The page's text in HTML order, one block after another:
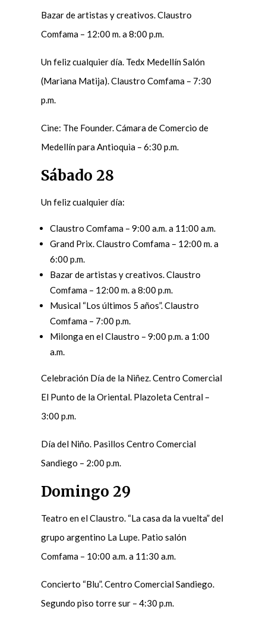
Bazar de artistas y creativos. Claustro
Comfama – 12:00 m. a 8:00 p.m.
Un feliz cualquier día. Tedx Medellín Salón
(Mariana Matija). Claustro Comfama – 7:30
p.m.
Cine: The Founder. Cámara de Comercio de
Medellín para Antioquia – 6:30 p.m.
Sábado 28
Un feliz cualquier día:
Claustro Comfama – 9:00 a.m. a 11:00 a.m.
Grand Prix. Claustro Comfama – 12:00 m. a
6:00 p.m.
Bazar de artistas y creativos. Claustro
Comfama – 12:00 m. a 8:00 p.m.
Musical “Los últimos 5 años”. Claustro
Comfama – 7:00 p.m.
Milonga en el Claustro – 9:00 p.m. a 1:00
a.m.
Celebración Día de la Niñez. Centro Comercial
El Punto de la Oriental. Plazoleta Central –
3:00 p.m.
Día del Niño. Pasillos Centro Comercial
Sandiego – 2:00 p.m.
Domingo 29
Teatro en el Claustro. “La casa da la vuelta” del
grupo argentino La Lupe. Patio salón
Comfama – 10:00 a.m. a 11:30 a.m.
Concierto “Blu”. Centro Comercial Sandiego.
Segundo piso torre sur – 4:30 p.m.